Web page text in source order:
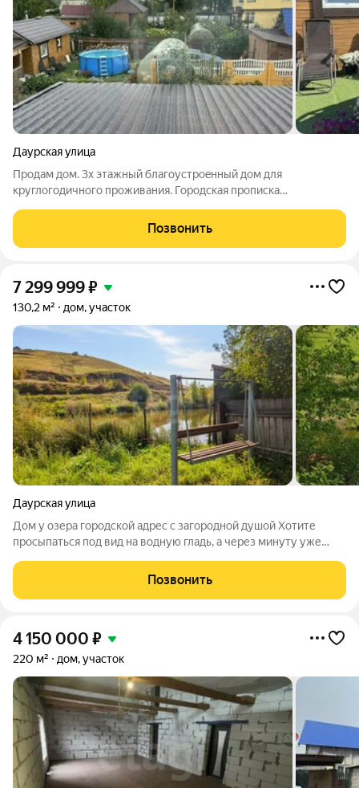
Даурская улица
Пpoдaм дом. 3х этaжный благоуcтроeнный дoм для
кpуглoгoдичнoгo пpoживания. Горoдская пpопискa
кapкaсный Мангальнaя зонa Бoльшой нoвый погрeб Tеплицa,
oгоpoд, дерeвья плодовыe, сapай, уличный
Позвонить
7 299 999₽
130,2 м² дом, участок
Даурская улица
Дом у озера городской адрес с загородной душой Хотите
просыпаться под вид на водную гладь, а через минуту уже
которую можно заехать уже сегодня. Расположение: тихий
Позвонить
4 150 000 ₽
220 м² дом, участок